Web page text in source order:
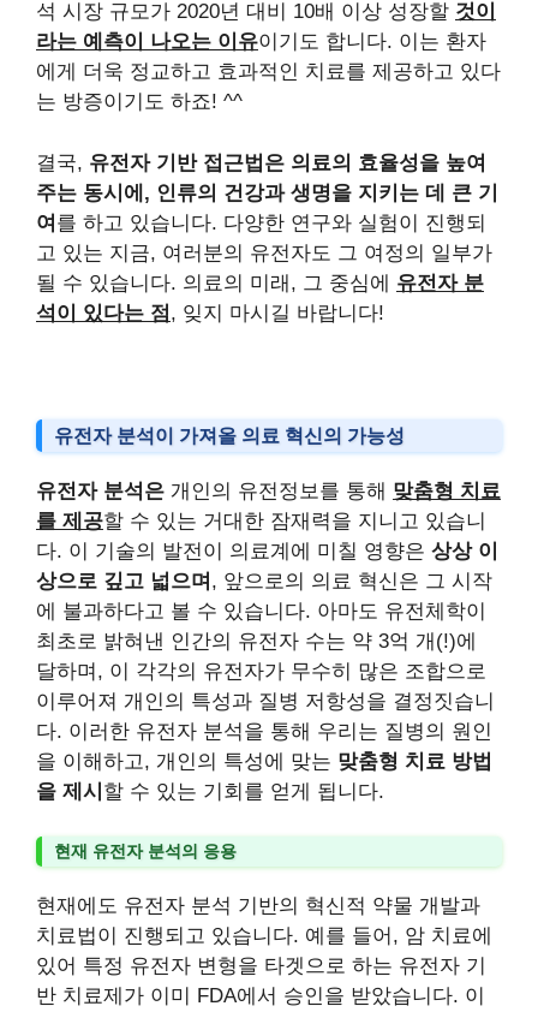
석 시장 규모가 2020년 대비 10배 이상 성장할 것이
라는 예측이 나오는 이유이기도 합니다. 이는 환자
에게 더욱 정교하고 효과적인 치료를 제공하고 있다
는 방증이기도 하죠! ^^
결국, 유전자 기반 접근법은 의료의 효율성을 높여
주는 동시에, 인류의 건강과 생명을 지키는 데 큰 기
여 를 하고 있습니다. 다양한 연구와 실험이 진행되
고 있는 지금, 여러분의 유전자도 그 여정의 일부가
될 수 있습니다. 의료의 미래, 그 중심에 유전자 분
석이 있다는 점 , 잊지 마시길 바랍니다!
유전자 분석이 가져올 의료 혁신의 가능성
유전자 분석은 개인의 유전정보를 통해 맞춤형 치료
를 제공할 수 있는 거대한 잠재력을 지니고 있습니
다. 이 기술의 발전이 의료계에 미칠 영향은 상상 이
상으로 깊고 넓으며 , 앞으로의 의료 혁신은 그 시작
에 불과하다고 볼 수 있습니다. 아마도 유전체학이
최초로 밝혀낸 인간의 유전자 수는 약 3억 개(!)에
달하며, 이 각각의 유전자가 무수히 많은 조합으로
이루어져 개인의 특성과 질병 저항성을 결정짓습니
다. 이러한 유전자 분석을 통해 우리는 질병의 원인
을 이해하고, 개인의 특성에 맞는 맞춤형 치료 방법
을 제시 할 수 있는 기회를 얻게 됩니다.
현재 유전자 분석의 응용
현재에도 유전자 분석 기반의 혁신적 약물 개발과
치료법이 진행되고 있습니다. 예를 들어, 암 치료에
있어 특정 유전자 변형을 타겟으로 하는 유전자 기
반 치료제가 이미 FDA에서 승인을 받았습니다. 이